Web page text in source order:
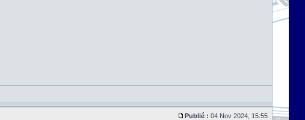
Publié : 04 Nov 2024, 15:55